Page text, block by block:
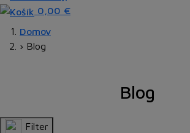
0,00 €
Domov
› Blog
Blog
Filter